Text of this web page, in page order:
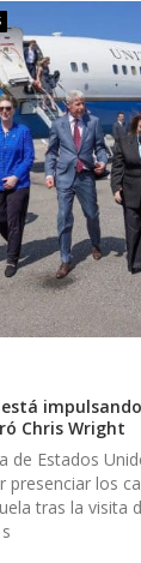
Chris Wright
de Estados
presenciar los
tras la visita